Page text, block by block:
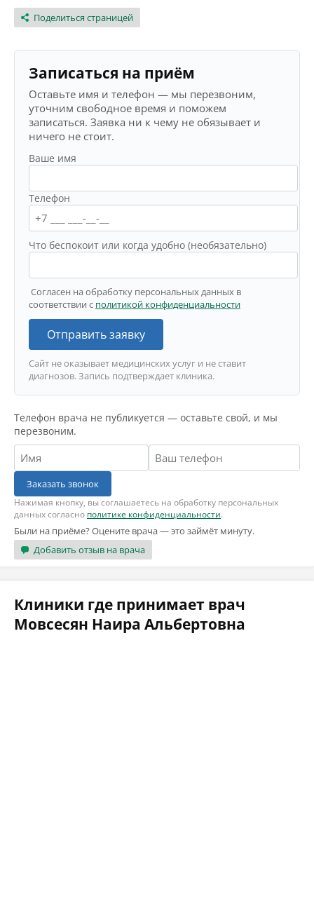
Поделиться страницей
Записаться на приём
Оставьте имя и телефон — мы перезвоним,
уточним свободное время и поможем
записаться. Заявка ни к чему не обязывает и
ничего не стоит.
Ваше имя
Телефон
Что беспокоит или когда удобно (необязательно)
Согласен на обработку персональных данных в
соответствии с политикой конфиденциальности
Отправить заявку
Сайт не оказывает медицинских услуг и не ставит
диагнозов. Запись подтверждает клиника.
Телефон врача не публикуется — оставьте свой, и мы
перезвоним.
Заказать звонок
Нажимая кнопку, вы соглашаетесь на обработку персональных
данных согласно политике конфиденциальности.
Были на приёме? Оцените врача — это займёт минуту.
Добавить отзыв на врача
Клиники где принимает врач
Мовсесян Наира Альбертовна